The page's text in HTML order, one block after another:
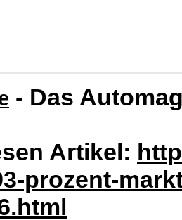
- Das
Artikel:
prozent-